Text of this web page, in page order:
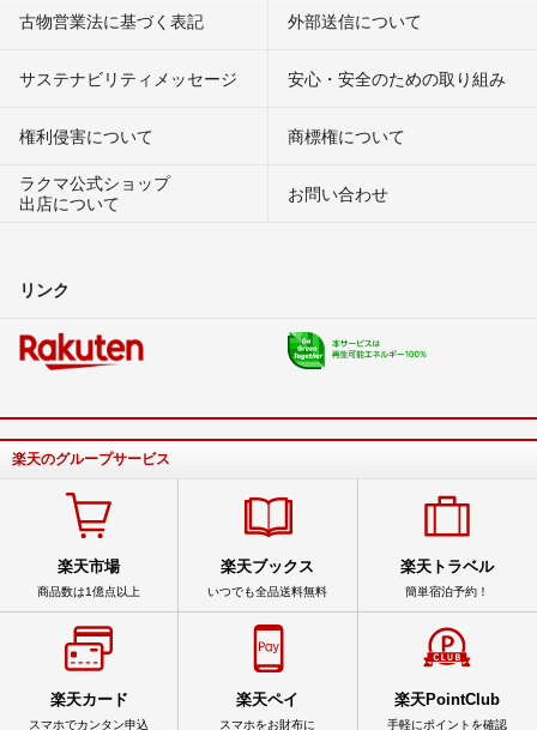
古物営業法に基づく表記 外部送信について
サステナビリティメッセージ 安心・安全のための取り組み
権利侵害について
商標権について
ラクマ公式ショップ
出店について
お問い合わせ
リンク
楽天のグループサービス
楽天市場
商品数は1億点以上
楽天ブックス
いつでも全品送料無料
楽天トラベル
簡単宿泊予約！
楽天カード
スマホでカンタン申込
楽天ペイ
スマホをお財布に
楽天PointClub
手軽にポイントを確認